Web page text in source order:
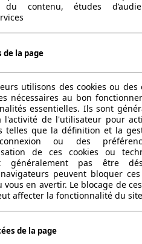
6d-TEMP
l
toute responsabilité concernant
Haut
plateforme en ligne de
contenu, études
la page
utilisons des cookies ou des
nécessaires au bon
essentielles. Ils sont
l'activité de l'utilisateur pour
telles que la définition et la
ou des
de ces cookies ou
pas être
peuvent bloquer ces
en avertir. Le blocage de
affecter la fonctionnalité du
de la page